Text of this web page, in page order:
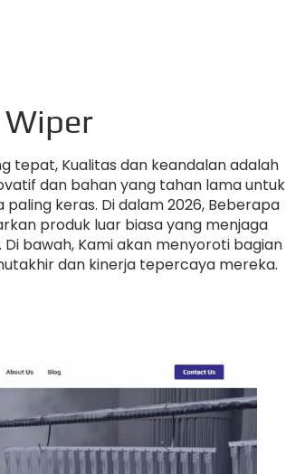
Wiper
tepat, Kualitas dan keandalan adalah
dan bahan yang tahan lama untuk
keras. Di dalam 2026, Beberapa
produk luar biasa yang menjaga
bawah, Kami akan menyoroti bagian
dan kinerja tepercaya mereka.